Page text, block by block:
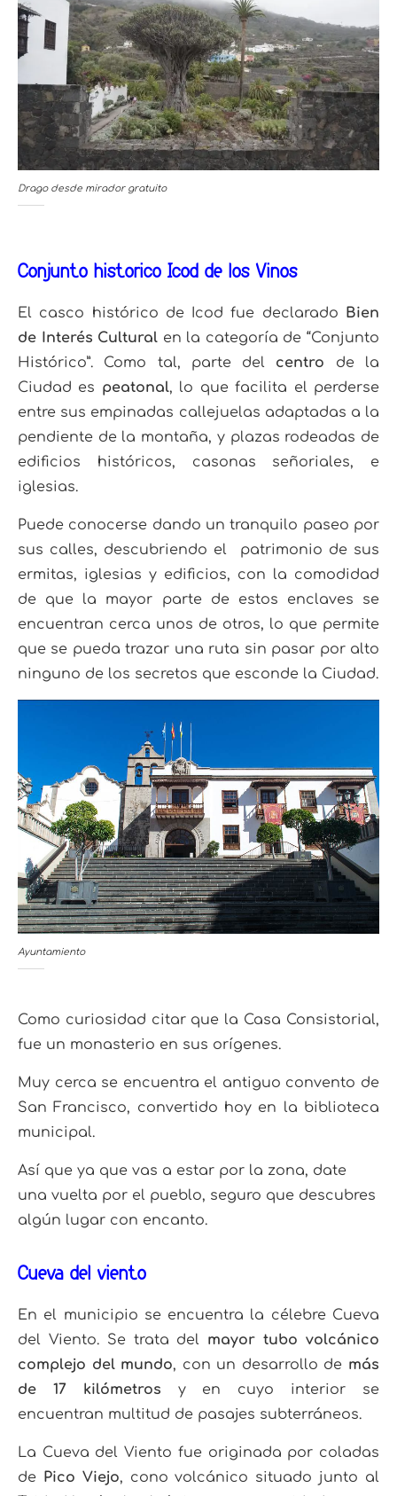
Drago desde mirador gratuito
Conjunto histórico Icod de los Vinos
El casco histórico de Icod fue declarado Bien
de Interés Cultural en la categoría de “Conjunto
Histórico”. Como tal, parte del centro de la
Ciudad es peatonal, lo que facilita el perderse
entre sus empinadas callejuelas adaptadas a la
pendiente de la montaña, y plazas rodeadas de
edificios históricos, casonas señoriales, e
iglesias.
Puede conocerse dando un tranquilo paseo por
sus calles, descubriendo el patrimonio de sus
ermitas, iglesias y edificios, con la comodidad
de que la mayor parte de estos enclaves se
encuentran cerca unos de otros, lo que permite
que se pueda trazar una ruta sin pasar por alto
ninguno de los secretos que esconde la Ciudad.
Ayuntamiento
Como curiosidad citar que la Casa Consistorial,
fue un monasterio en sus orígenes.
Muy cerca se encuentra el antiguo convento de
San Francisco, convertido hoy en la biblioteca
municipal.
Así que ya que vas a estar por la zona, date
una vuelta por el pueblo, seguro que descubres
algún lugar con encanto.
Cueva del viento
En el municipio se encuentra la célebre Cueva
del Viento. Se trata del mayor tubo volcánico
complejo del mundo, con un desarrollo de más
de 17 kilómetros y en cuyo interior se
encuentran multitud de pasajes subterráneos.
La Cueva del Viento fue originada por coladas
de Pico Viejo, cono volcánico situado junto al